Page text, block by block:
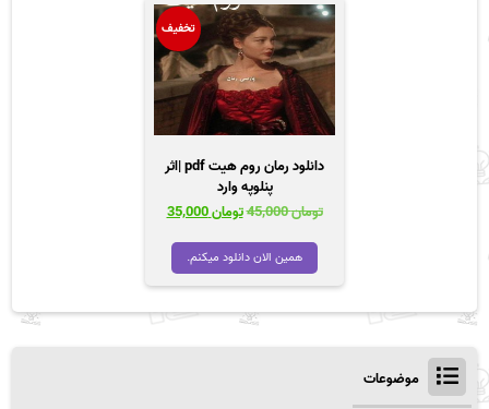
تخفیف
دانلود رمان روم هیت pdf |اثر
پنلوپه وارد
تومان45,000
قیمت
تومان 45,000
بود.
تومان35,000
قیمت
همین الان دانلود میکنم.
موضوعات